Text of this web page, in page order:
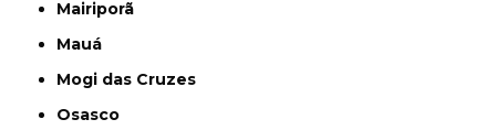
Mairiporã
Mauá
Mogi das Cruzes
Osasco